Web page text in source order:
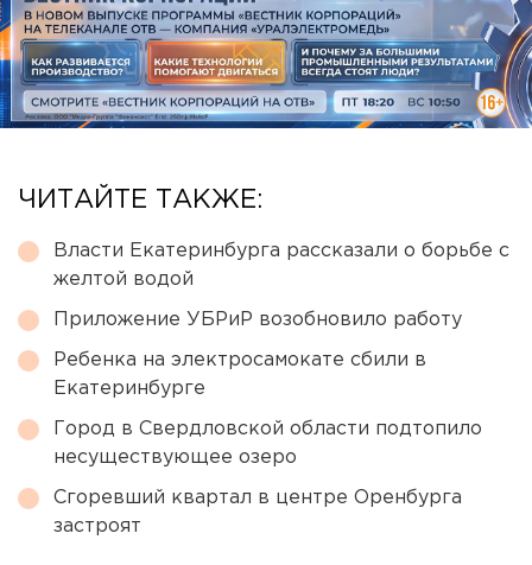
ЧИТАЙТЕ ТАКЖЕ:
Власти Екатеринбурга рассказали о борьбе с
желтой водой
Приложение УБРиР возобновило работу
Ребенка на электросамокате сбили в
Екатеринбурге
Город в Свердловской области подтопило
несуществующее озеро
Сгоревший квартал в центре Оренбурга
застроят